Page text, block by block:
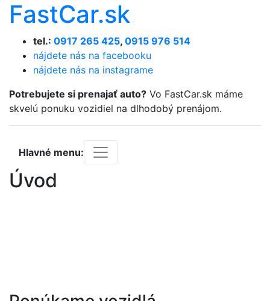
FastCar.sk
tel.: 0917 265 425, 0915 976 514
nájdete nás na facebooku
nájdete nás na instagrame
Potrebujete si prenajať auto? Vo FastCar.sk máme
skvelú ponuku vozidiel na dlhodobý prenájom.
Hlavné menu:
Úvod